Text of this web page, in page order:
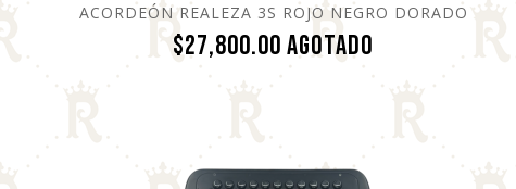
ACORDEÓN REALEZA 3S ROJO NEGRO DORADO
$27,800.00 Agotado